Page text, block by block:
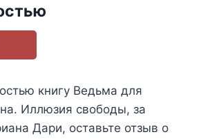
книгу Ведьма для
Иллюзия свободы, за
Дари, оставьте отзыв о